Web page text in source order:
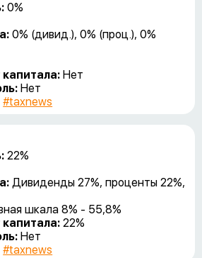
0%
0% (дивид.), 0% (проц.), 0%
капитала: Нет
Нет
#taxnews
22%
Дивиденды 27%, проценты 22%,
шкала 8% - 55,8%
капитала: 22%
Нет
#taxnews